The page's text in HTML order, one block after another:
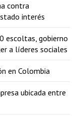
contra
interés
escoltas, gobierno
a líderes sociales
en Colombia
ubicada entre